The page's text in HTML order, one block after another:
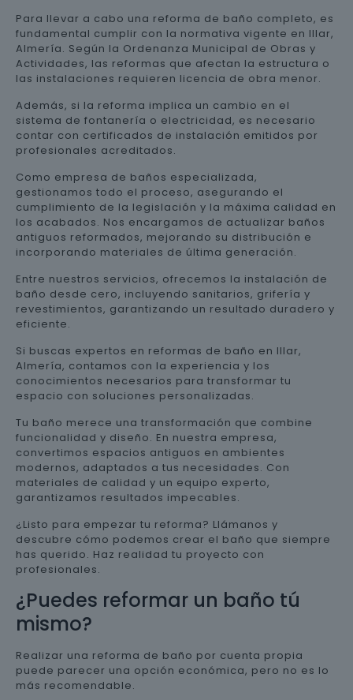
Para llevar a cabo una reforma de baño completo, es
fundamental cumplir con la normativa vigente en Illar,
Almería. Según la Ordenanza Municipal de Obras y
Actividades, las reformas que afectan la estructura o
las instalaciones requieren licencia de obra menor.
Además, si la reforma implica un cambio en el
sistema de fontanería o electricidad, es necesario
contar con certificados de instalación emitidos por
profesionales acreditados.
Como empresa de baños especializada,
gestionamos todo el proceso, asegurando el
cumplimiento de la legislación y la máxima calidad en
los acabados. Nos encargamos de actualizar baños
antiguos reformados, mejorando su distribución e
incorporando materiales de última generación.
Entre nuestros servicios, ofrecemos la instalación de
baño desde cero, incluyendo sanitarios, grifería y
revestimientos, garantizando un resultado duradero y
eficiente.
Si buscas expertos en reformas de baño en Illar,
Almería, contamos con la experiencia y los
conocimientos necesarios para transformar tu
espacio con soluciones personalizadas.
Tu baño merece una transformación que combine
funcionalidad y diseño. En nuestra empresa,
convertimos espacios antiguos en ambientes
modernos, adaptados a tus necesidades. Con
materiales de calidad y un equipo experto,
garantizamos resultados impecables.
¿Listo para empezar tu reforma? Llámanos y
descubre cómo podemos crear el baño que siempre
has querido. Haz realidad tu proyecto con
profesionales.
¿Puedes reformar un baño tú
mismo?
Realizar una reforma de baño por cuenta propia
puede parecer una opción económica, pero no es lo
más recomendable.